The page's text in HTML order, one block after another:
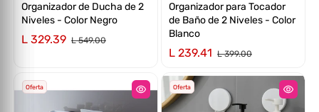
Organizador de Ducha de 2
Niveles - Color Negro
L 329.39 L 549.00
Organizador para Tocador
de Baño de 2 Niveles - Color
Blanco
L 239.41 L 399.00
Oferta Oferta